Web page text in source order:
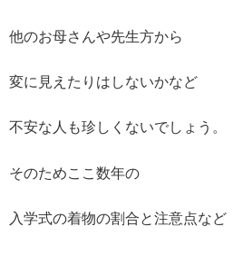
他のお母さんや先生方から
変に見えたりはしないかなど
不安な人も珍しくないでしょう。
そのためここ数年の
入学式の着物の割合と注意点など